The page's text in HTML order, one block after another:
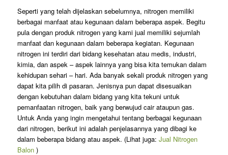
Seperti yang telah dijelaskan sebelumnya, nitrogen memiliki
berbagai manfaat atau kegunaan dalam beberapa aspek. Begitu
pula dengan produk nitrogen yang kami jual memiliki sejumlah
manfaat dan kegunaan dalam beberapa kegiatan. Kegunaan
nitrogen ini terdiri dari bidang kesehatan atau medis, industri,
kimia, dan aspek – aspek lainnya yang bisa kita temukan dalam
kehidupan sehari – hari. Ada banyak sekali produk nitrogen yang
dapat kita pilih di pasaran. Jenisnya pun dapat disesuaikan
dengan kebutuhan dalam bidang yang kita tekuni untuk
pemanfaatan nitrogen, baik yang berwujud cair ataupun gas.
Untuk Anda yang ingin mengetahui tentang berbagai kegunaan
dari nitrogen, berikut ini adalah penjelasannya yang dibagi ke
dalam beberapa bidang atau aspek. (Lihat juga: Jual Nitrogen
Balon)